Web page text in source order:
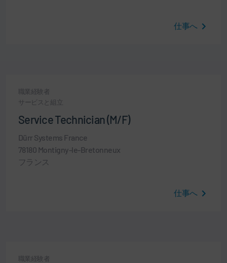
仕事へ
職業経験者
サービスと組立
Service Technician (M/F)
Dürr Systems France
78180 Montigny-le-Bretonneux
フランス
仕事へ
職業経験者